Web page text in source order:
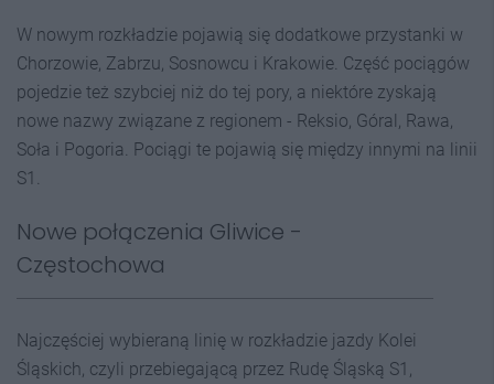
W nowym rozkładzie pojawią się dodatkowe przystanki w
Chorzowie, Zabrzu, Sosnowcu i Krakowie. Część pociągów
pojedzie też szybciej niż do tej pory, a niektóre zyskają
nowe nazwy związane z regionem - Reksio, Góral, Rawa,
Soła i Pogoria. Pociągi te pojawią się między innymi na linii
S1.
Nowe połączenia Gliwice -
Częstochowa
Najczęściej wybieraną linię w rozkładzie jazdy Kolei
Śląskich, czyli przebiegającą przez Rudę Śląską S1,